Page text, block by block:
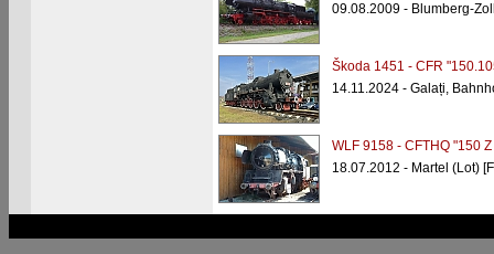
09.08.2009 - Blumberg-
Škoda 1451 - CFR
14.11.2024 - Galați,
WLF 9158 - CFTHQ "150
18.07.2012 - Martel (Lot)